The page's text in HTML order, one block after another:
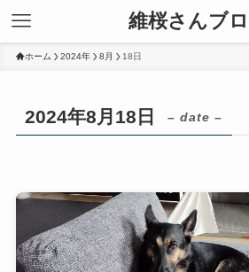
維桜さんブ
ホーム 2024年 8月 18日
2024年8月18日 – date –